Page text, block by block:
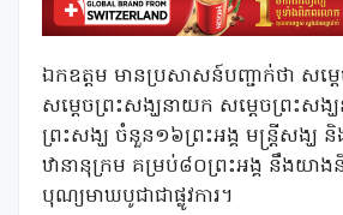
ឯកឧត្តម មានប្រសាសន៍បញ្ជាក់ថា សម្ត
សម្តេចព្រះសង្ឃនាយក សម្តេចព្រះសង្
ព្រះសង្ឃ ចំនួន១៦ព្រះអង្គ មន្ត្រីសង្ឃ
ឋានានុក្រម គម្រប់៨០ព្រះអង្គ នឹងយាង
បុណ្យមាឃបូជាជាផ្លូវការ។